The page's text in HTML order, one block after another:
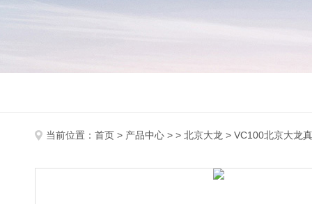
当前位置： 首页 > 产品中心 > > 北京大龙 > VC100北京大龙